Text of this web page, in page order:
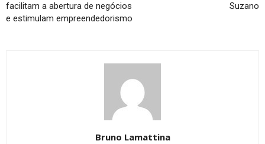
facilitam a abertura de negócios
e estimulam empreendedorismo
Suzano
Bruno Lamattina